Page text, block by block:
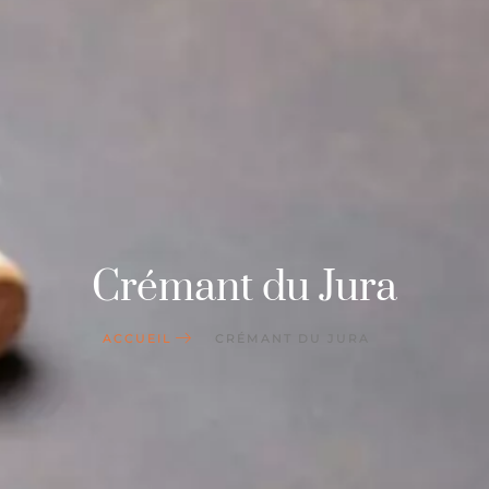
Crémant du Jura
ACCUEIL CRÉMANT DU JURA